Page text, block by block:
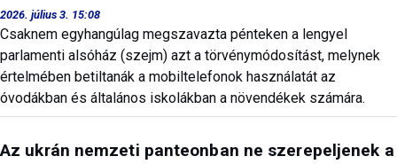
2026. július 3. 15:08
Csaknem egyhangúlag megszavazta pénteken a lengyel
parlamenti alsóház (szejm) azt a törvénymódosítást, melynek
értelmében betiltanák a mobiltelefonok használatát az
óvodákban és általános iskolákban a növendékek számára.
Az ukrán nemzeti panteonban ne szerepeljenek a